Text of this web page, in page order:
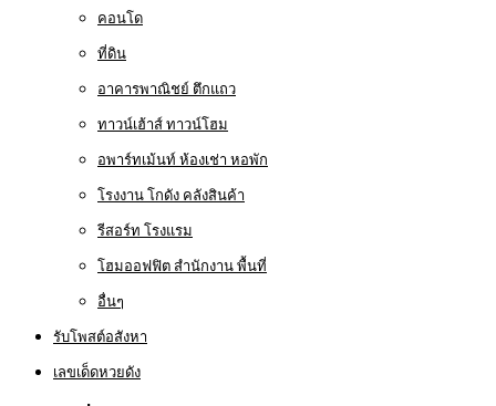
คอนโด
ที่ดิน
อาคารพาณิชย์ ตึกแถว
ทาวน์เฮ้าส์ ทาวน์โฮม
อพาร์ทเม้นท์ ห้องเช่า หอพัก
โรงงาน โกดัง คลังสินค้า
รีสอร์ท โรงแรม
โฮมออฟฟิต สำนักงาน พื้นที่
อื่นๆ
รับโพสต์อสังหา
เลขเด็ดหวยดัง